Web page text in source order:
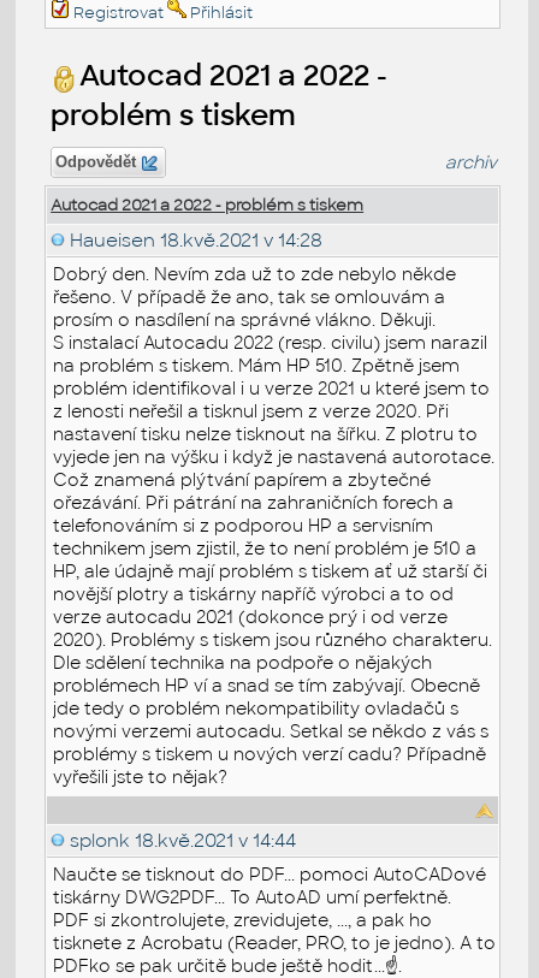
Registrovat
Přihlásit
Autocad 2021 a 2022 -
problém s tiskem
Odpovědět archiv
Autocad 2021 a 2022 - problém s tiskem
Haueisen 18.kvě.2021 v 14:28
Dobrý den. Nevím zda už to zde nebylo někde
řešeno. V případě že ano, tak se omlouvám a
prosím o nasdílení na správné vlákno. Děkuji.
S instalací Autocadu 2022 (resp. civilu) jsem narazil
na problém s tiskem. Mám HP 510. Zpětně jsem
problém identifikoval i u verze 2021 u které jsem to
z lenosti neřešil a tisknul jsem z verze 2020. Při
nastavení tisku nelze tisknout na šířku. Z plotru to
vyjede jen na výšku i když je nastavená autorotace.
Což znamená plýtvání papírem a zbytečné
ořezávání. Při pátrání na zahraničních forech a
telefonováním si z podporou HP a servisním
technikem jsem zjistil, že to není problém je 510 a
HP, ale údajně mají problém s tiskem ať už starší či
novější plotry a tiskárny napříč výrobci a to od
verze autocadu 2021 (dokonce prý i od verze
2020). Problémy s tiskem jsou různého charakteru.
Dle sdělení technika na podpoře o nějakých
problémech HP ví a snad se tím zabývají. Obecně
jde tedy o problém nekompatibility ovladačů s
novými verzemi autocadu. Setkal se někdo z vás s
problémy s tiskem u nových verzí cadu? Případně
vyřešili jste to nějak?
splonk 18.kvě.2021 v 14:44
Naučte se tisknout do PDF... pomoci AutoCADové
tiskárny DWG2PDF... To AutoAD umí perfektně.
PDF si zkontrolujete, zrevidujete, ..., a pak ho
tisknete z Acrobatu (Reader, PRO, to je jedno). A to
PDFko se pak určitě bude ještě hodit...☝.